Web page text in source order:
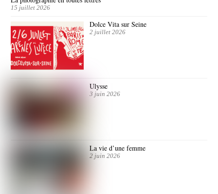
15 juillet 2026
Dolce Vita sur Seine
2 juillet 2026
Ulysse
3 juin 2026
La vie d’une femme
2 juin 2026